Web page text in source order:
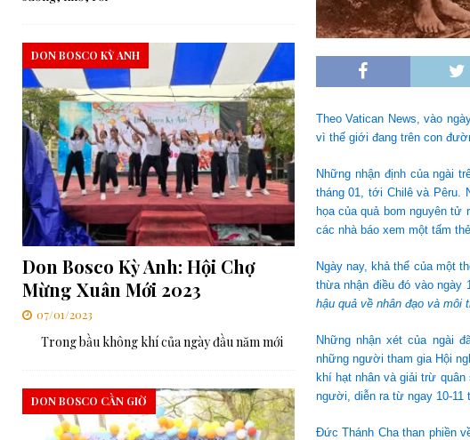
Theo Vatican News, vào
vì thế giới đang trên con
Những nhận định của ngài
tháng 01, tới Chilê và Pêru.
họa của quả bom nguyên tử
các nhà báo xem một tấm
Ngày nay, khả thể của một
thừa nhận điều đó vào ngày
hậu quả về nhân đạo và môi
Những nhận xét của ngài
những người tham gia Hội
khí hạt nhân và giải trừ
người, diễn ra từ ngay 10-11
Đức Thánh Cha than phiền
Don Bosco Kỳ Anh: Hội Chợ
Mừng Xuân Mới 2023
DON BOSCO KỲ ANH
07/01/2023
Trong bầu không khí của ngày đầu năm mới
DON BOSCO CẦN GIỜ